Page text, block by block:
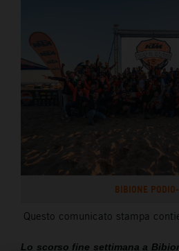
BIBIONE
Questo comunicato stampa
Lo scorso fine settimana a